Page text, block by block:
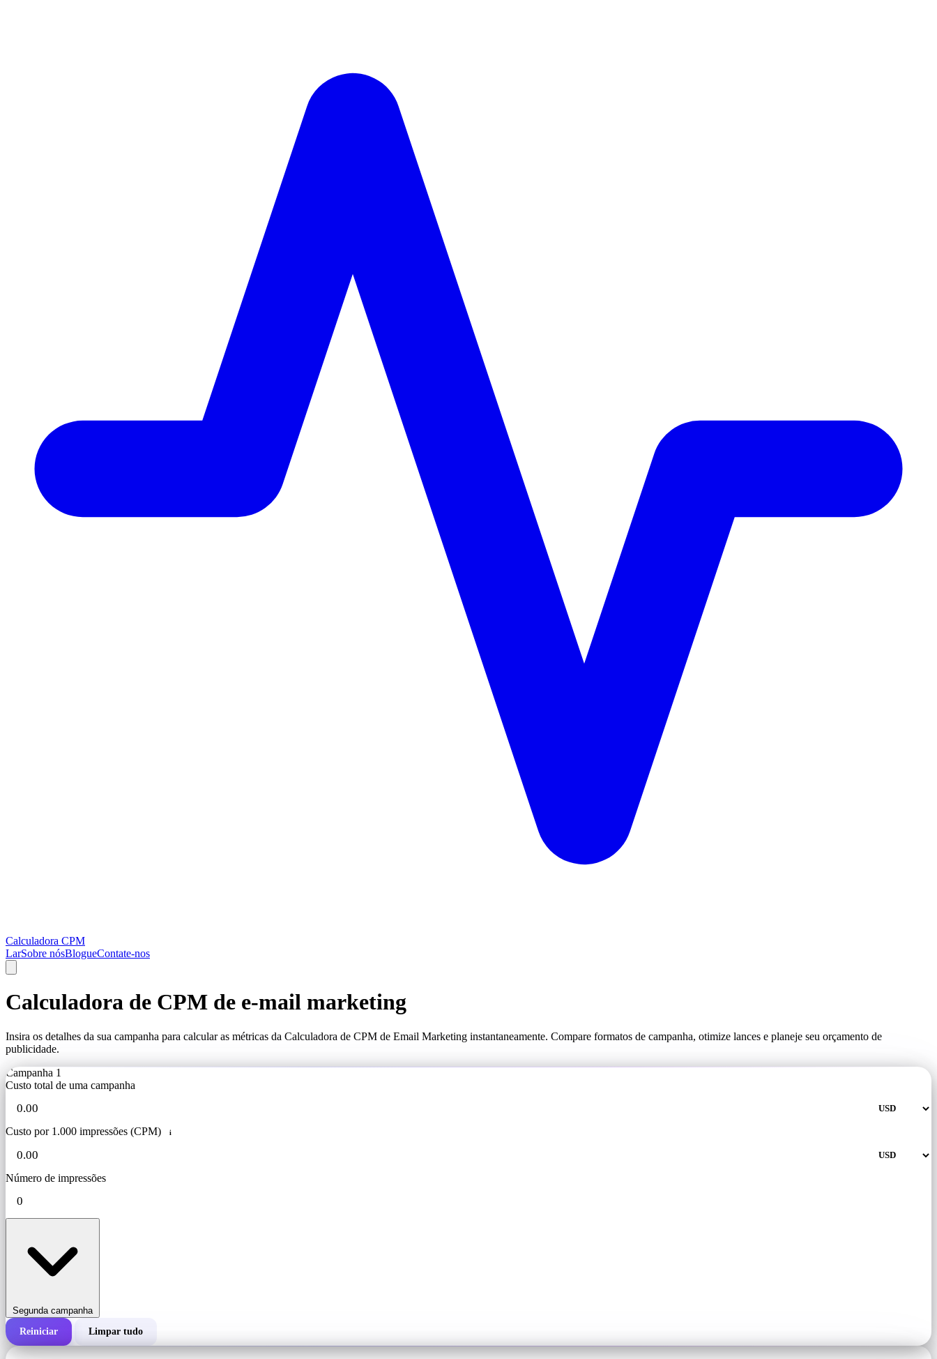
Calculadora CPM
LarSobre nósBlogueContate-nos
Calculadora de CPM de e-mail marketing
Insira os detalhes da sua campanha para calcular as métricas da Calculadora de CPM de Email Marketing instantaneamente. Compare formatos de campanha, otimize lances e planeje seu orçamento de
publicidade.
Campanha 1
Custo total de uma campanha
Custo por 1.000 impressões (CPM) i
Número de impressões
Segunda campanha
Custo total de uma campanha
Reiniciar Limpar tudo